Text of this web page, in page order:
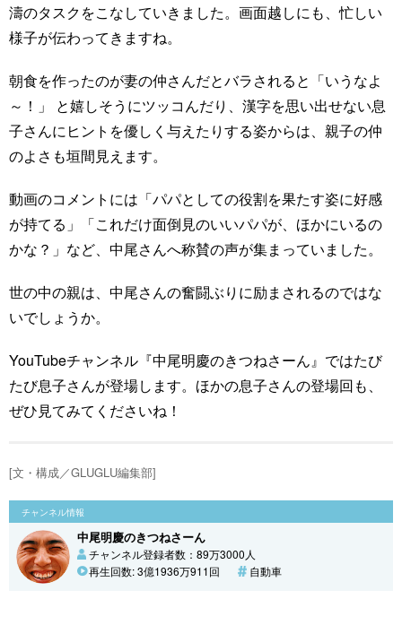
濤のタスクをこなしていきました。画面越しにも、忙しい
様子が伝わってきますね。
朝食を作ったのが妻の仲さんだとバラされると「いうなよ
～！」 と嬉しそうにツッコんだり、漢字を思い出せない息
子さんにヒントを優しく与えたりする姿からは、親子の仲
のよさも垣間見えます。
動画のコメントには「パパとしての役割を果たす姿に好感
が持てる」「これだけ面倒見のいいパパが、ほかにいるの
かな？」など、中尾さんへ称賛の声が集まっていました。
世の中の親は、中尾さんの奮闘ぶりに励まされるのではな
いでしょうか。
YouTubeチャンネル『中尾明慶のきつねさーん』ではたび
たび息子さんが登場します。ほかの息子さんの登場回も、
ぜひ見てみてくださいね！
[文・構成／GLUGLU編集部]
チャンネル情報
中尾明慶のきつねさーん
チャンネル登録者数：89万3000人
再生回数: 3億1936万911回
自動車